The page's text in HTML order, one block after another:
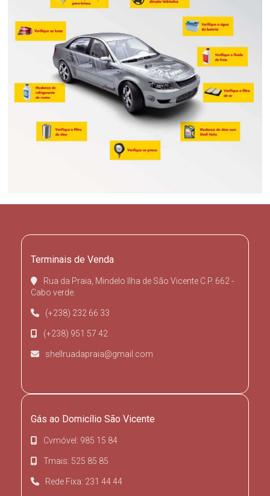
Terminais de Venda
Rua da Praia, Mindelo Ilha de São Vicente C.P. 662 -
Cabo verde.
(+238) 232 66 33
(+238) 951 57 42
shellruadapraia@gmail.com
Gás ao Domicílio São Vicente
Cvmóvel: 985 15 84
Tmais: 525 85 85
Rede Fixa: 231 44 44